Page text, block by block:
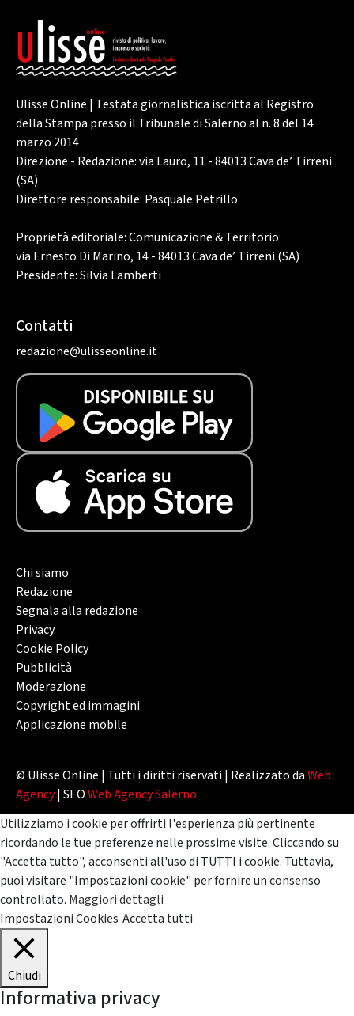
Ulisse Online | Testata giornalistica iscritta al Registro
della Stampa presso il Tribunale di Salerno al n. 8 del 14
marzo 2014
Direzione - Redazione: via Lauro, 11 - 84013 Cava de’ Tirreni
(SA)
Direttore responsabile: Pasquale Petrillo
Proprietà editoriale: Comunicazione & Territorio
via Ernesto Di Marino, 14 - 84013 Cava de’ Tirreni (SA)
Presidente: Silvia Lamberti
Contatti
redazione@ulisseonline.it
Chi siamo
Redazione
Segnala alla redazione
Privacy
Cookie Policy
Pubblicità
Moderazione
Copyright ed immagini
Applicazione mobile
© Ulisse Online | Tutti i diritti riservati | Realizzato daWeb
Agency| SEOWeb Agency Salerno
Utilizziamo i cookie per offrirti l'esperienza più pertinente
ricordando le tue preferenze nelle prossime visite. Cliccando su
"Accetta tutto", acconsenti all'uso di TUTTI i cookie. Tuttavia,
puoi visitare "Impostazioni cookie" per fornire un consenso
controllato. Maggiori dettagli
Impostazioni Cookies Accetta tutti
Chiudi
Informativa privacy